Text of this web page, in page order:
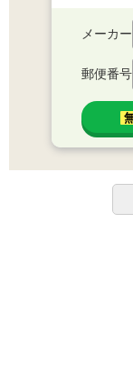
メーカー
郵便番号